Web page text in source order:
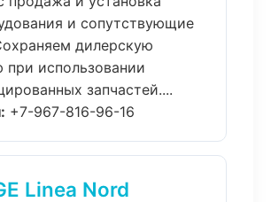
и сопутствующие
дилерскую
при использовании
запчастей....
+7-967-816-96-16
Linea Nord